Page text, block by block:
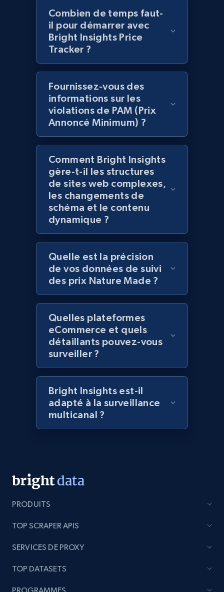
Amazon products global dataset -
Collecting products by keyword search
Title, Seller name, Brand, Description, Initial
price, Currency, Availability, Reviews count, and
2.1K+
Amazon products global dataset - Collects
products by best sellers category URL
Title, Seller name, Brand, Description, Initial
price, Currency, Availability, Reviews count, and
2.1K+ 375+ Commencer
Amazon products global dataset - Collect
Amazon products by seller URL
Title, Seller name, Brand, Description, Initial
price, Currency, Availability, Reviews count, and
more.
2.1K+ 375+ Commencer
products from Brands URLs
Title, Seller name, Brand, Description, Initial
Etsy
URL, Product id, Listing inventory id, Title, Rating,
price, and more.
1.9K+
Combien de temps faut-
il pour démarrer avec
Bright Insights Price
Tracker ?
Fournissez-vous des
informations sur les
violations de PAM (Prix
Annoncé Minimum) ?
Comment Bright Insights
gère-t-il les structures
de sites web complexes,
les changements de
schéma et le contenu
dynamique ?
Quelle est la précision
de vos données de suivi
des prix Nature Made ?
Quelles plateformes
eCommerce et quels
détaillants pouvez-vous
surveiller ?
Bright Insights est-il
adapté à la surveillance
multicanal ?
PRODUITS
TOP SCRAPER APIS
SERVICES DE PROXY
TOP DATASETS